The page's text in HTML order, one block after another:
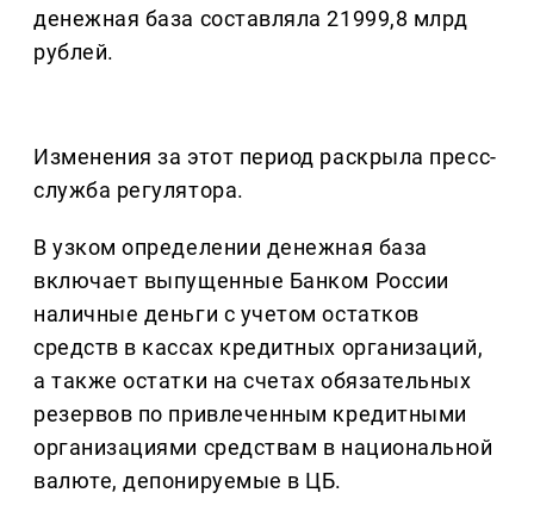
денежная база составляла 21999,8 млрд
рублей.
Изменения за этот период раскрыла пресс-
служба регулятора.
В узком определении денежная база
включает выпущенные Банком России
наличные деньги с учетом остатков
средств в кассах кредитных организаций,
а также остатки на счетах обязательных
резервов по привлеченным кредитными
организациями средствам в национальной
валюте, депонируемые в ЦБ.